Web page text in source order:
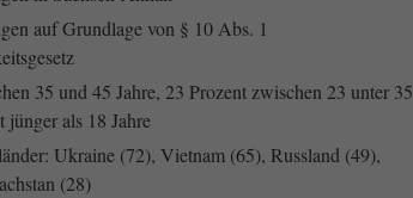
auf Grundlage von § 10 Abs. 1
35 und 45 Jahre, 23 Prozent zwischen 23 unter 35
jünger als 18 Jahre
Ukraine (72), Vietnam (65), Russland (49),
(28)